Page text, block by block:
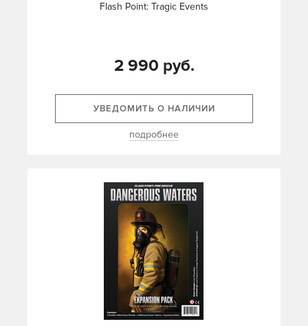
Flash Point: Tragic Events
2 990 руб.
УВЕДОМИТЬ О НАЛИЧИИ
подробнее